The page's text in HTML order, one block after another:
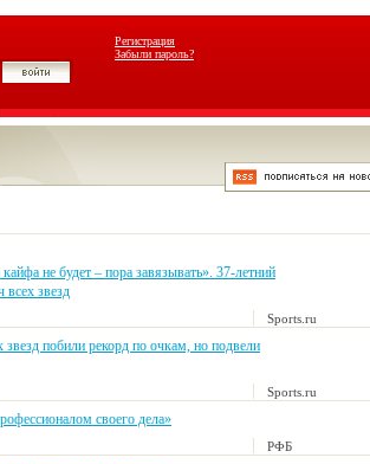
Регистрация
Забыли пароль?
не будет – пора завязывать». 37-летний
звезд
Sports.ru
побили рекорд по очкам, но подвели
Sports.ru
своего дела»
РФБ